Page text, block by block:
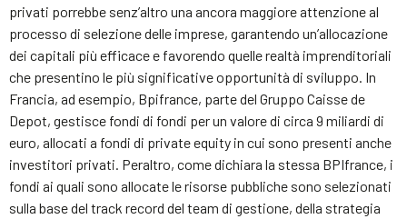
privati porrebbe senz’altro una ancora maggiore attenzione al
processo di selezione delle imprese, garantendo un’allocazione
dei capitali più efficace e favorendo quelle realtà imprenditoriali
che presentino le più significative opportunità di sviluppo. In
Francia, ad esempio, Bpifrance, parte del Gruppo Caisse de
Depot, gestisce fondi di fondi per un valore di circa 9 miliardi di
euro, allocati a fondi di private equity in cui sono presenti anche
investitori privati. Peraltro, come dichiara la stessa BPIfrance, i
fondi ai quali sono allocate le risorse pubbliche sono selezionati
sulla base del track record del team di gestione, della strategia